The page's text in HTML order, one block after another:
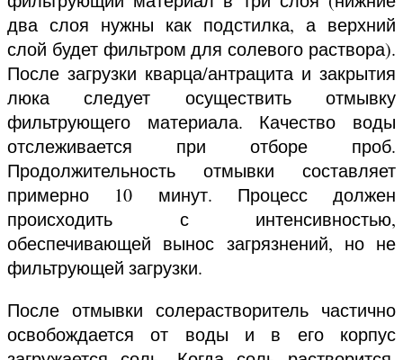
два слоя нужны как подстилка, а верхний
слой будет фильтром для солевого раствора).
После загрузки кварца/антрацита и закрытия
люка следует осуществить отмывку
фильтрующего материала. Качество воды
отслеживается при отборе проб.
Продолжительность отмывки составляет
примерно 10 минут. Процесс должен
происходить с интенсивностью,
обеспечивающей вынос загрязнений, но не
фильтрующей загрузки.
После отмывки солерастворитель частично
освобождается от воды и в его корпус